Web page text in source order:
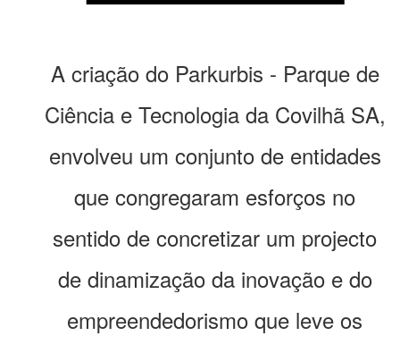
A criação do Parkurbis - Parque de
Ciência e Tecnologia da Covilhã SA,
envolveu um conjunto de entidades
que congregaram esforços no
sentido de concretizar um projecto
de dinamização da inovação e do
empreendedorismo que leve os